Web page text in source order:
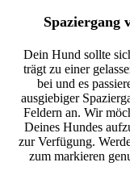
Spaziergang
Dein Hund sollte
trägt zu einer
bei und es
ausgiebiger
Feldern an. Wir
Deines Hundes
zur Verfügung.
zum markieren